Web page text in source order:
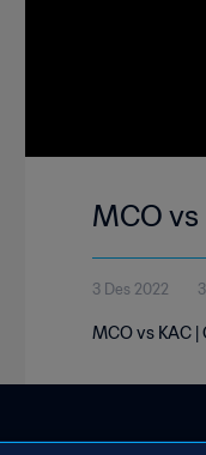
MCO
3 Des 2022
MCO vs KAC